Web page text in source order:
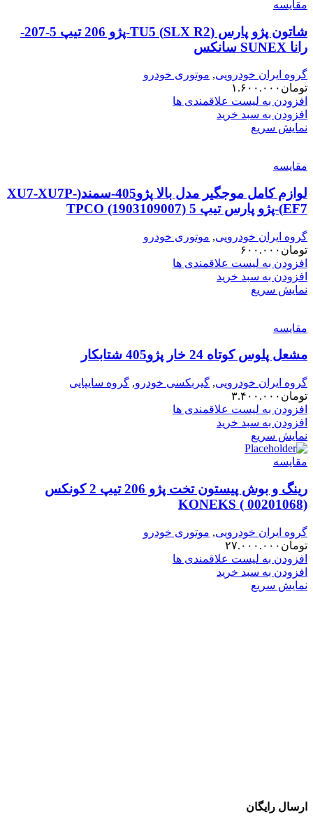
مقایسه
شاتون پژو پارس (SLX R2) TU5-پژو 206 تیپ 5-207-
رانا SUNEX سانکس
گروه ایران خودرویی, موتوری خودرو
تومان ۱.۶۰۰.۰۰۰
افزودن به لیست علاقمندی ها
افزودن به سبد خرید
نمایش سریع
مقایسه
لوازم کامل موجگیر مدل بالا پژو405-سمند(XU7-XU7P-
EF7)-پژو پارس تیپ 5 TPCO (1903109007)
گروه ایران خودرویی, موتوری خودرو
تومان ۶۰۰.۰۰۰
افزودن به لیست علاقمندی ها
افزودن به سبد خرید
نمایش سریع
مقایسه
مشعل پلوس کوتاه 24 خار پژو405 شتابکار
گروه ایران خودرویی, گیربکسی خودرو, گروه سایپایی
تومان ۳.۴۰۰.۰۰۰
افزودن به لیست علاقمندی ها
افزودن به سبد خرید
نمایش سریع
مقایسه
رینگ و بوش پیستون تخت پژو 206 تیپ 2 کونکس
KONEKS ( 00201068)
گروه ایران خودرویی, موتوری خودرو
تومان ۲۷.۰۰۰.۰۰۰
افزودن به لیست علاقمندی ها
افزودن به سبد خرید
نمایش سریع
ارسال رایگان